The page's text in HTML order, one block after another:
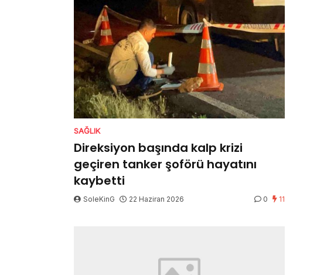
SAĞLIK
Direksiyon başında kalp krizi
geçiren tanker şoförü hayatını
kaybetti
SoleKinG 22 Haziran 2026 0 11